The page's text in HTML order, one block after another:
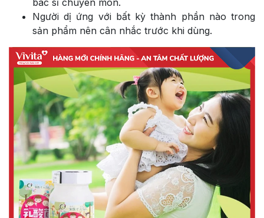
bác sĩ chuyên môn.
Người dị ứng với bất kỳ thành phần nào trong
sản phẩm nên cân nhắc trước khi dùng.